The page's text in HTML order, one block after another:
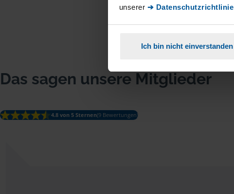
unserer ➔ Datenschutzrichtlinie
Ich bin nicht einverstanden
Das sagen unsere Mitglieder
4.8 von 5 Sternen(9 Bewertungen)